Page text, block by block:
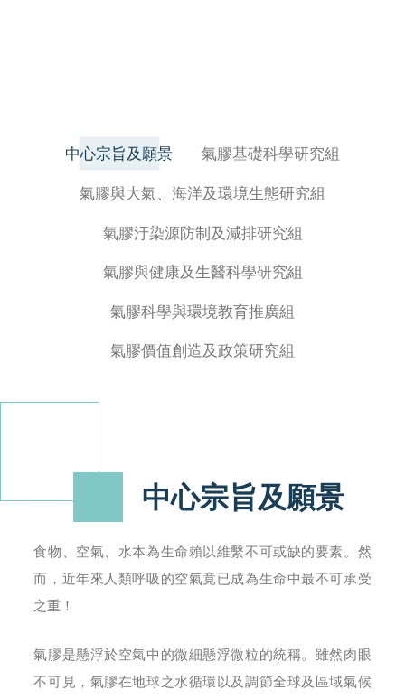
中心宗旨及願景 氣膠基礎科學研究組
氣膠與大氣、海洋及環境生態研究組
氣膠汙染源防制及減排研究組
氣膠與健康及生醫科學研究組
氣膠科學與環境教育推廣組
氣膠價值創造及政策研究組
中心宗旨及願景
食物、空氣、水本為生命賴以維繫不可或缺的要素。然
而，近年來人類呼吸的空氣竟已成為生命中最不可承受
之重！
氣膠是懸浮於空氣中的微細懸浮微粒的統稱。雖然肉眼
不可見，氣膠在地球之水循環以及調節全球及區域氣候